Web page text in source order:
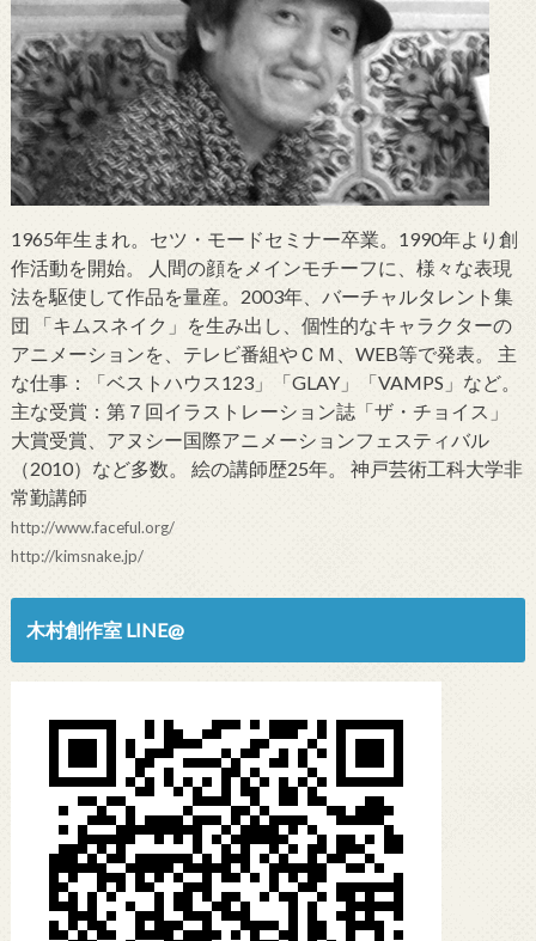
1965年生まれ。セツ・モードセミナー卒業。1990年より創
作活動を開始。 人間の顔をメインモチーフに、様々な表現
法を駆使して作品を量産。2003年、バーチャルタレント集
団 「キムスネイク」を生み出し、個性的なキャラクターの
アニメーションを、テレビ番組やＣＭ、WEB等で発表。 主
な仕事：「ベストハウス123」「GLAY」「VAMPS」など。
主な受賞：第７回イラストレーション誌「ザ・チョイス」
大賞受賞、アヌシー国際アニメーションフェスティバル
（2010）など多数。 絵の講師歴25年。 神戸芸術工科大学非
常勤講師
http://www.faceful.org/
http://kimsnake.jp/
木村創作室 LINE@